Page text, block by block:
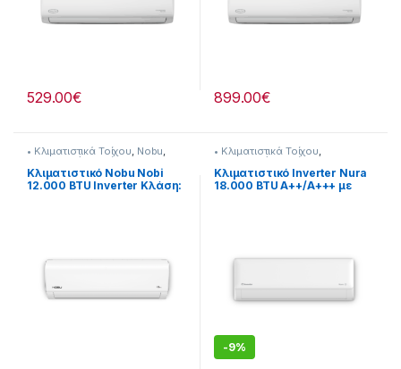
529.00€ 899.00€
• Κλιματιστικά Τοίχου Nobu
Κλιματισμός & Θέρμανση
Κλιματιστικά
Κλιματιστικό Nobu Nobi
12.000 BTU Inverter Κλάση:
• Κλιματιστικά Τοίχου
Κλιματισμός & Θέρμανση
Κλιματιστικά,Με Εγκατάσταση
Κλιματιστικό Inverter Nura
18.000 BTU A++/A+++ με
-9%